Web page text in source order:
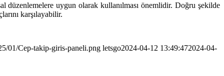
uygun olarak kullanılması önemlidir. Doğru şekilde
karşılayabilir.
01/Cep-takip-giris-paneli.png letsgo2024-04-12 13:49:472024-04-